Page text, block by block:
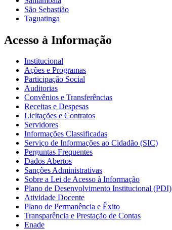
São Sebastião
Taguatinga
Acesso à Informação
Institucional
Ações e Programas
Participação Social
Auditorias
Convênios e Transferências
Receitas e Despesas
Licitações e Contratos
Servidores
Informações Classificadas
Serviço de Informações ao Cidadão (SIC)
Perguntas Frequentes
Dados Abertos
Sanções Administrativas
Sobre a Lei de Acesso à Informação
Plano de Desenvolvimento Institucional (PDI)
Atividade Docente
Plano de Permanência e Êxito
Transparência e Prestação de Contas
Enade